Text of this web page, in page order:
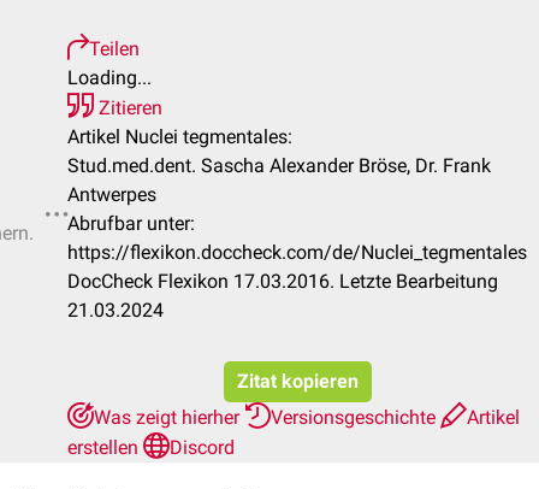
Teilen
Loading...
Zitieren
Artikel Nuclei tegmentales:
Stud.med.dent. Sascha Alexander Bröse, Dr. Frank
Antwerpes
Abrufbar unter:
https://flexikon.doccheck.com/de/Nuclei_tegmentales
DocCheck Flexikon 17.03.2016. Letzte Bearbeitung
21.03.2024
Zitat kopieren
Was zeigt hierher
Versionsgeschichte
Artikel
erstellen
Discord